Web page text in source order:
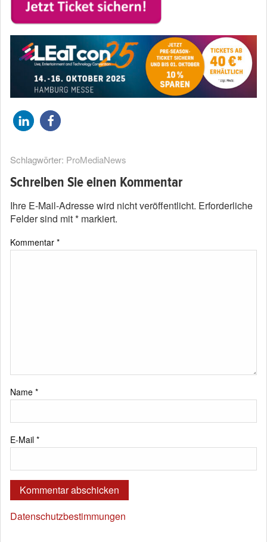
Schlagwörter: ProMediaNews
Schreiben Sie einen Kommentar
Ihre E-Mail-Adresse wird nicht veröffentlicht. Erforderliche
Felder sind mit* markiert.
Kommentar *
Name *
E-Mail *
Datenschutzbestimmungen